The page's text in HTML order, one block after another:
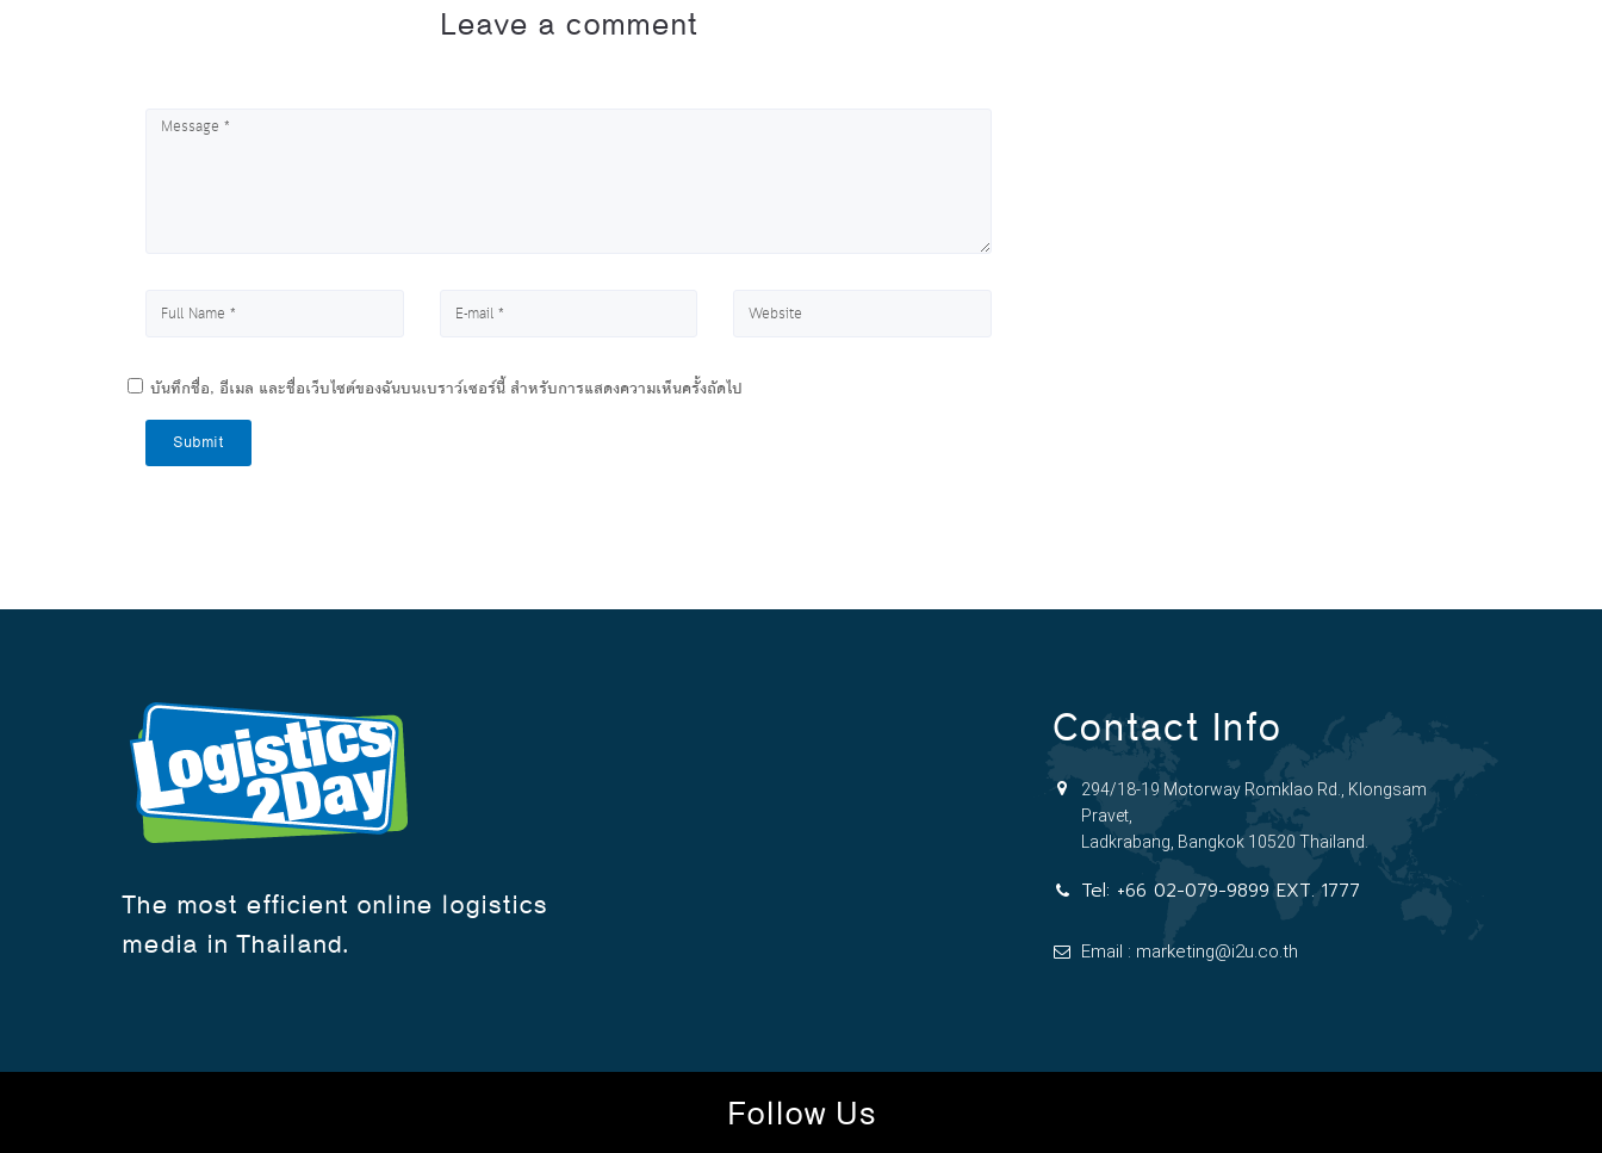
Leave a comment
บันทึกชื่อ, อีเมล และชื่อเว็บไซต์ของฉันบนเบราว์เซอร์นี้ สำหรับการแสดงความเห็นครั้งถัดไป
Submit
The most efficient online logistics
media in Thailand.
Contact Info
294/18-19 Motorway Romklao Rd., Klongsam
Pravet,
Ladkrabang, Bangkok 10520 Thailand.
Tel: +66 02-079-9899 EXT. 1777
Email : marketing@i2u.co.th
Follow Us